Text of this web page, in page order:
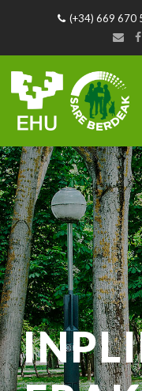
(+34) 669 670